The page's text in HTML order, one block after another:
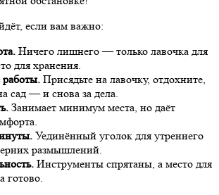
если вам важно:
Ничего лишнего — только лавочка для
для хранения.
Присядьте на лавочку, отдохните,
сад — и снова за дела.
Занимает минимум места, но даёт
Уединённый уголок для утреннего
размышлений.
Инструменты спрятаны, а место для
готово.